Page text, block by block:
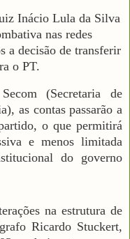
Inácio Lula da Silva
nas redes
a decisão de transferir
o PT.
(Secretaria de
as contas passarão a
o que permitirá
e menos limitada
do governo
na estrutura de
Ricardo Stuckert,